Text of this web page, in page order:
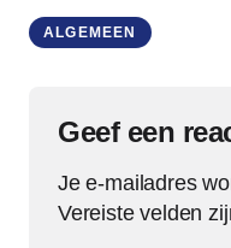
ALGEMEEN
Geef een
Je e-mailadres
Vereiste velden